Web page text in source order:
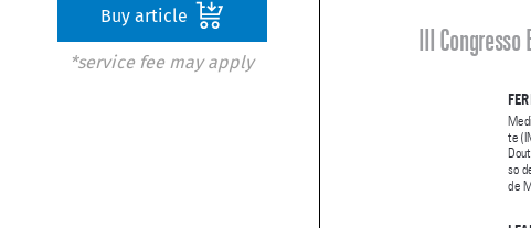
Buy article
*service fee may apply
III